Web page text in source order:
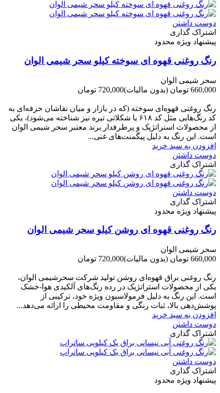
دوست داشتن
اشتراک گذاری
پیشنهاد ویژه محدود
رنگ روغنی قهوه ای سوخته کیلو سحر شیمی الوان
سحر شیمی الوان
660,000 تومان
(بدون مالیات)720,000 تومان
رنگ روغنی قهوه‌ای سوخته (که در بازار و میان نقاشان حرفه‌ای به
کد رنگ‌هایی مثل کد ۶۱۸ یا شکلاتی تیره نیز شناخته می‌شود)، یکی
از محصولات استراتژیک و پرطرفدار برند معتبر سحر شیمی الوان
است. این رنگ به دلیل پیگمنت‌های غنی...
افزودن به سبد خرید
دوست داشتن
اشتراک گذاری
دوست داشتن
اشتراک گذاری
پیشنهاد ویژه محدود
رنگ روغنی قهوه ای روشن کیلو سحر شیمی الوان
سحر شیمی الوان
660,000 تومان
(بدون مالیات)720,000 تومان
رنگ روغنی براق قهوه‌ای روشن تولید شرکت سحرشیمی الوان،
یکی از محصولات استراتژیک در رده رنگ‌های آلکیدی هوا-خشک
است. این رنگ به دلیل فرمولاسیون ویژه خود، ترکیبی از
پوشش‌دهی بالا، ثبات رنگی و مقاومت محیطی را ارائه می‌دهد...
افزودن به سبد خرید
دوست داشتن
اشتراک گذاری
دوست داشتن
اشتراک گذاری
پیشنهاد ویژه محدود